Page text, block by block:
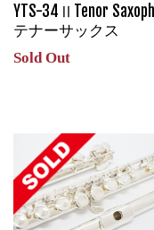
YTS-34ⅡTenor
テナーサックス
Sold Out